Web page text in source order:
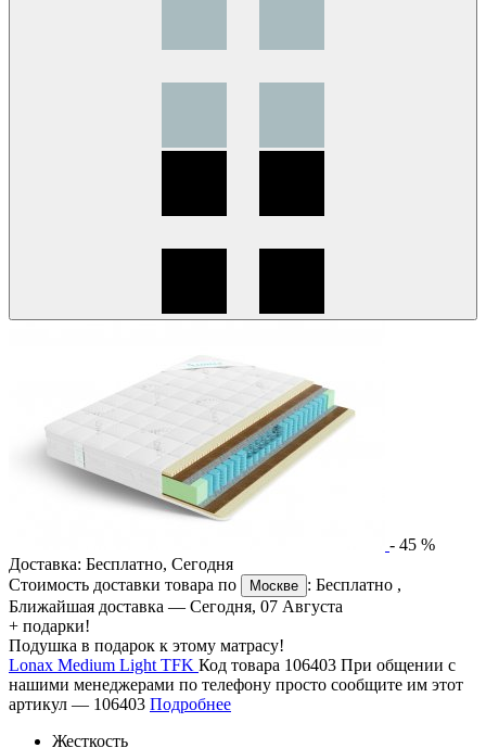
- 45 %
Доставка: Бесплатно, Сегодня
Стоимость доставки товара по
Москве : Бесплатно ,
Ближайшая доставка — Сегодня, 07 Августа
+ подарки!
Подушка в подарок к этому матрасу!
Lonax Medium Light TFK Код товара 106403 При общении с
нашими менеджерами по телефону просто сообщите им этот
артикул — 106403 Подробнее
Жесткость